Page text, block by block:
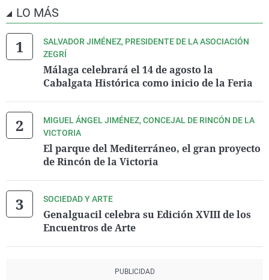
LO MÁS
SALVADOR JIMÉNEZ, PRESIDENTE DE LA ASOCIACIÓN
ZEGRÍ
Málaga celebrará el 14 de agosto la
Cabalgata Histórica como inicio de la Feria
MIGUEL ÁNGEL JIMÉNEZ, CONCEJAL DE RINCÓN DE LA
VICTORIA
El parque del Mediterráneo, el gran proyecto
de Rincón de la Victoria
SOCIEDAD Y ARTE
Genalguacil celebra su Edición XVIII de los
Encuentros de Arte